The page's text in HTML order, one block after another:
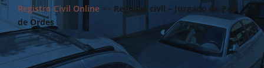
Registro Civil Online >> Registro civil – Juzgado de Paz
de Ordes